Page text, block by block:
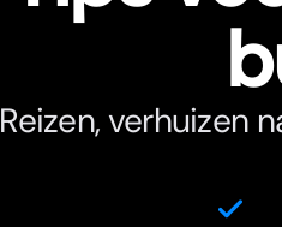
Reizen, verhuizen